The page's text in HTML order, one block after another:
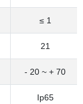
≤ 1
21
- 20 ~ + 70
Ip65